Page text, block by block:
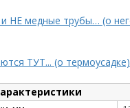
НЕ медные трубы… (о
ТУТ... (о термоусадке)